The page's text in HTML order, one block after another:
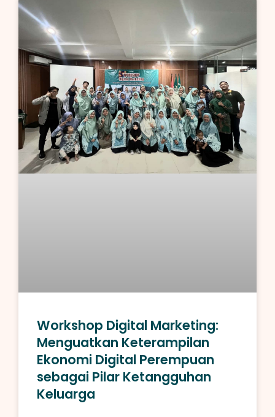
Workshop Digital Marketing:
Menguatkan Keterampilan
Ekonomi Digital Perempuan
sebagai Pilar Ketangguhan
Keluarga